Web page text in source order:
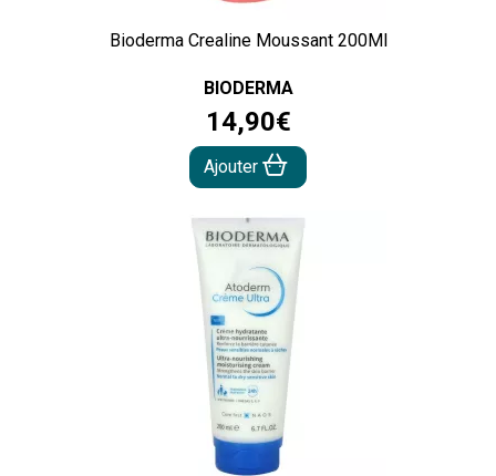
Bioderma Crealine Moussant 200Ml
BIODERMA
14,90€
Ajouter